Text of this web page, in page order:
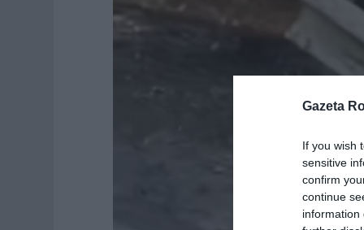
Gazeta
If you wish
sensitive
confirm
continue
information